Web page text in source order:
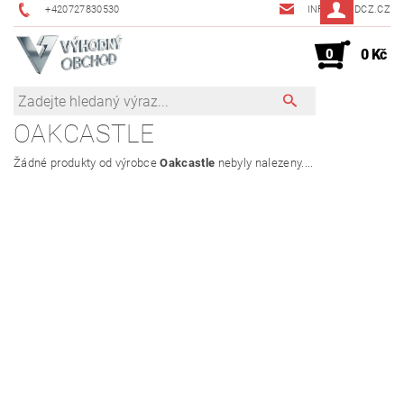
+420727830530 INFO@JMDCZ.CZ
0 0 Kč
OAKCASTLE
Žádné produkty od výrobceOakcastle nebyly nalezeny....